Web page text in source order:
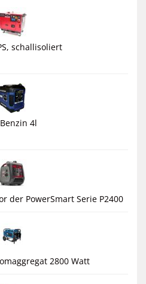
schallisoliert
4l
der PowerSmart Serie P2400
2800 Watt